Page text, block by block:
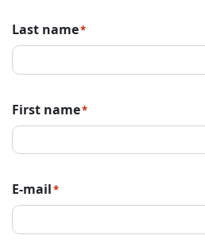
Last name*
First name*
E-mail*